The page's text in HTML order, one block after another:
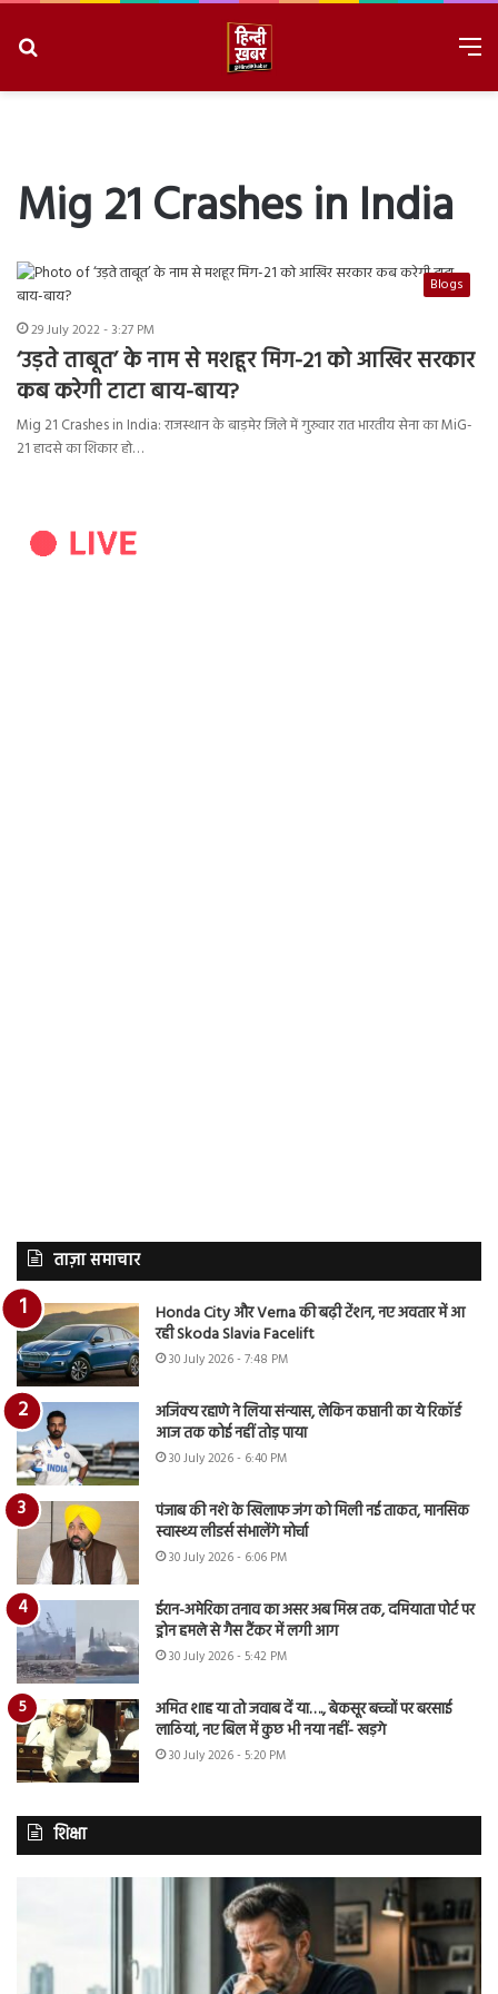
Mig 21 Crashes in India
Blogs
29 July 2022 - 3:27 PM
‘उड़ते ताबूत’ के नाम से मशहूर मिग-21 को आखिर सरकार
कब करेगी टाटा बाय-बाय?
Mig 21 Crashes in India: राजस्थान के बाड़मेर जिले में गुरुवार रात भारतीय सेना का MiG-
21 हादसे का शिकार हो…
ताज़ा समाचार
Honda City और Verna की बढ़ी टेंशन, नए अवतार में आ
रही Skoda Slavia Facelift
30 July 2026 - 7:48 PM
अजिंक्य रहाणे ने लिया संन्यास, लेकिन कप्तानी का ये रिकॉर्ड
आज तक कोई नहीं तोड़ पाया
30 July 2026 - 6:40 PM
पंजाब की नशे के खिलाफ जंग को मिली नई ताकत, मानसिक
स्वास्थ्य लीडर्स संभालेंगे मोर्चा
30 July 2026 - 6:06 PM
ईरान-अमेरिका तनाव का असर अब मिस्र तक, दमियाता पोर्ट पर
ड्रोन हमले से गैस टैंकर में लगी आग
30 July 2026 - 5:42 PM
अमित शाह या तो जवाब दें या…., बेकसूर बच्चों पर बरसाई
लाठियां, नए बिल में कुछ भी नया नहीं- खड़गे
30 July 2026 - 5:20 PM
शिक्षा